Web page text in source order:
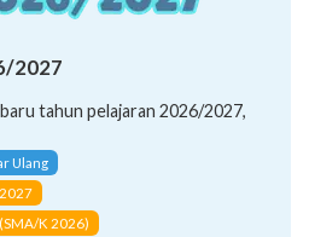
2027
tahun pelajaran 2026/2027,
Ulang
K 2026)